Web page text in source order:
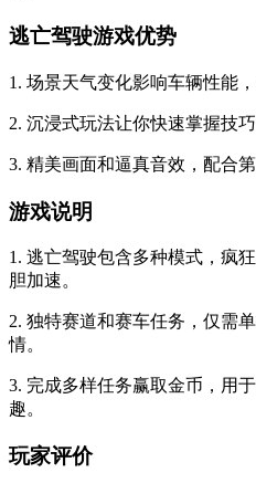
逃亡驾驶游戏优势
1. 场景天气变化影响车辆性能
2. 沉浸式玩法让你快速掌握技
3. 精美画面和逼真音效，配合
游戏说明
1. 逃亡驾驶包含多种模式，疯
胆加速。
2. 独特赛道和赛车任务，仅需
情。
3. 完成多样任务赢取金币，用
趣。
玩家评价